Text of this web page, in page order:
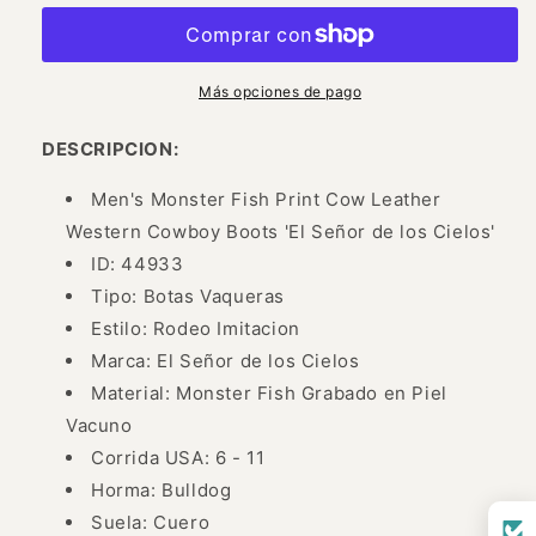
de
Grabado
Piel
para
Hombre
&#39;El
Señor
los
Cielos&#39;
-
44933
Imitacion
de
Monster
Piel
para
&#39;El
Señor
los
Cielos&#39;
44933
Más opciones de pago
DESCRIPCION:
Men's Monster Fish Print Cow Leather
Western Cowboy Boots 'El Señor de los Cielos'
ID: 44933
Tipo: Botas Vaqueras
Estilo: Rodeo Imitacion
Marca: El Señor de los Cielos
Material: Monster Fish Grabado en Piel
Vacuno
Corrida USA: 6 - 11
Horma: Bulldog
Suela: Cuero